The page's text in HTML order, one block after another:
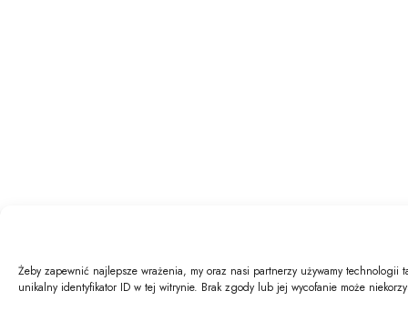
Żeby zapewnić najlepsze wrażenia, my oraz nasi partnerzy używamy
unikalny identyfikator ID w tej witrynie. Brak zgody lub jej wycofanie może